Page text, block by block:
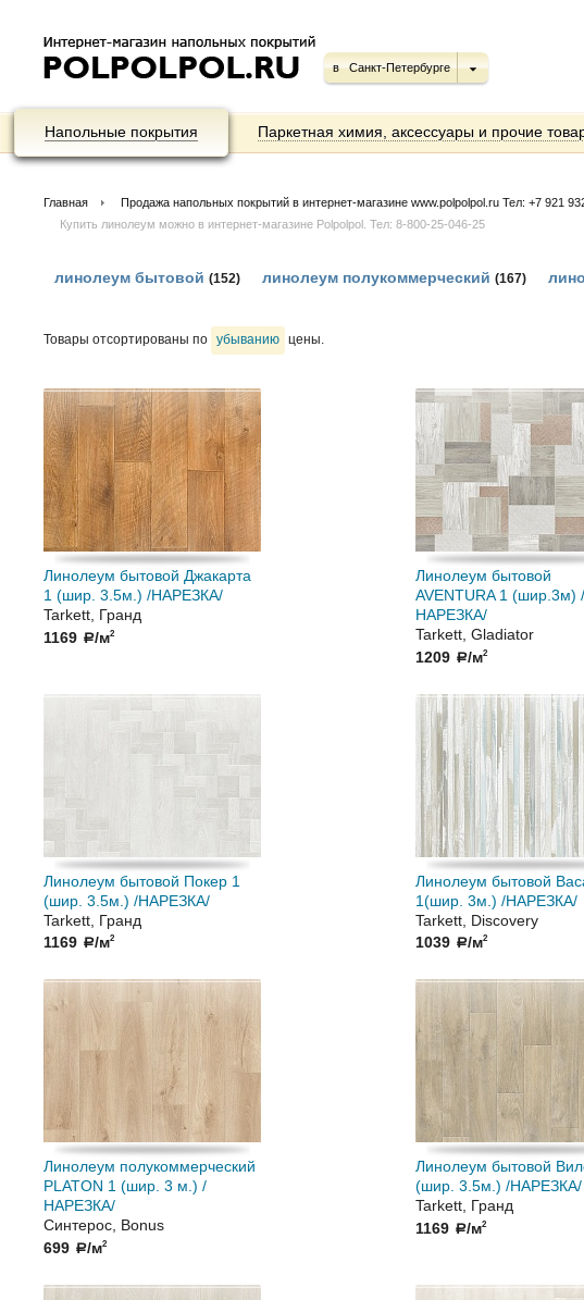
в Санкт-Петербурге
Напольные покрытия Паркетная химия, аксессуары и прочие
Главная
Продажа напольных покрытий в интернет-магазине www.polpolpol.ru Тел: +7 921
Купить линолеум можно в интернет-магазине Polpolpol. Тел: 8-800-25-046-25
линолеум бытовой (152) линолеум полукоммерческий (167)
Товары отсортированы по убыванию цены.
Линолеум бытовой Джакарта
1 (шир. 3.5м.) /НАРЕЗКА/
Tarkett, Гранд
1169 a/м2
Линолеум бытовой
AVENTURA 1 (шир.3м) /
НАРЕЗКА/
Tarkett, Gladiator
1209 a/м2
Линолеум бытовой Покер 1
(шир. 3.5м.) /НАРЕЗКА/
Tarkett, Гранд
1169 a/м2
Линолеум бытовой
1(шир. 3м.) /НАРЕЗКА/
Tarkett, Discovery
1039 a/м2
Линолеум полукоммерческий
PLATON 1 (шир. 3 м.) /
НАРЕЗКА/
Синтерос, Bonus
699 a/м2
Линолеум бытовой
(шир. 3.5м.) /НАРЕЗКА/
Tarkett, Гранд
1169 a/м2